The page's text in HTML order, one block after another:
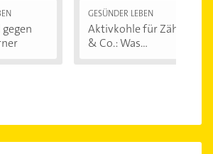
GESÜNDER LEBEN
Aktivkohle für Zähne
& Co.: Was...